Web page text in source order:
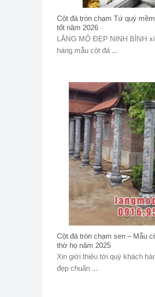
Cột đá tròn chạm Tứ quý
tốt năm 2026
LĂNG MỘ ĐẸP NINH BÌNH
hàng mẫu cột đá ...
Cột đá tròn chạm sen – Mẫu
thờ họ năm 2025
Xin giới thiệu tới quý khách
đẹp chuẩn ...